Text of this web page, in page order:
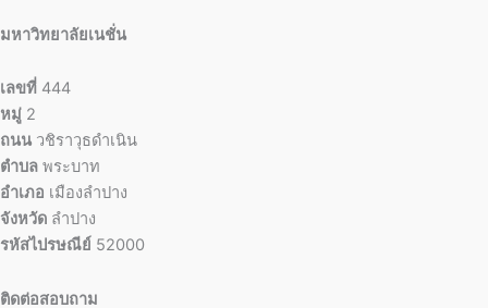
มหาวิทยาลัยเนชั่น
เลขที่ 444
หมู่ 2
ถนน วชิราวุธดำเนิน
ตำบล พระบาท
อำเภอ เมืองลำปาง
จังหวัด ลำปาง
รหัสไปรษณีย์ 52000
ติดต่อสอบถาม